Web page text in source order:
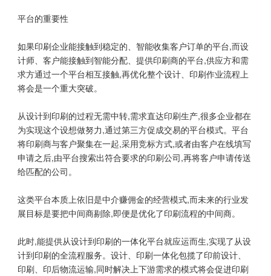
平台的重要性
如果印刷企业能接触到稳定的、智能收集客户订单的平台,而设
计师、客户能接触到智能分配、提供印刷商的平台,供应方和需
求方通过一个平台相互接触,再优化整个设计、印刷作业流程上
将会是一个重大突破。
从设计到印刷的过程无需中转,需求直达印刷生产,很多企业都在
为实现这个设想做努力,通过第三方促成交易的平台模式。平台
将印刷商与客户聚集在一起,采用竞标方式,或者由客户在线填写
申请之后,由平台搜索出符合要求的印刷公司,再将客户申请传送
给匹配的公司。
这类平台本质上依旧是中介赚佣金的经营模式,而未来的行业发
展目标是要把中间商剔除,即便是优化了印刷流程的中间商。
此时,能提供从设计到印刷的一体化平台就应运而生,实现了从设
计到印刷的全流程服务。设计、印刷一体化包揽了印前设计、
印刷、印后物流运输,同时解决上下游需求的模式将会促进印刷